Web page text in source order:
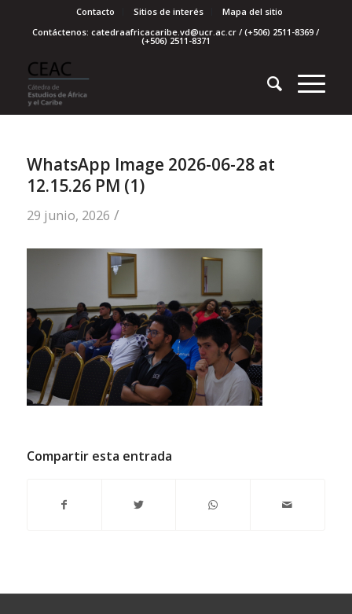
Contacto Sitios de interés
Mapa del sitio
Contáctenos: catedraafricacaribe.vd@ucr.ac.cr / (+506) 2511-8369 /
(+506) 2511-8371
WhatsApp Image 2026-06-28 at
12.15.26 PM (1)
29 junio, 2026 /
Compartir esta entrada